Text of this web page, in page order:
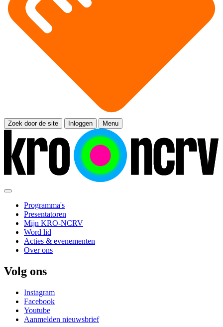
Zoek door de site Inloggen Menu
Programma's
Presentatoren
Mijn KRO-NCRV
Word lid
Acties & evenementen
Over ons
Volg ons
Instagram
Facebook
Youtube
Aanmelden nieuwsbrief